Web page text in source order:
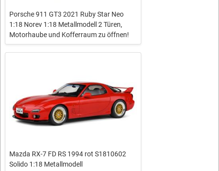
Porsche 911 GT3 2021 Ruby Star Neo
1:18 Norev 1:18 Metallmodell 2 Türen,
Motorhaube und Kofferraum zu öffnen!
Mazda RX-7 FD RS 1994 rot S1810602
Solido 1:18 Metallmodell